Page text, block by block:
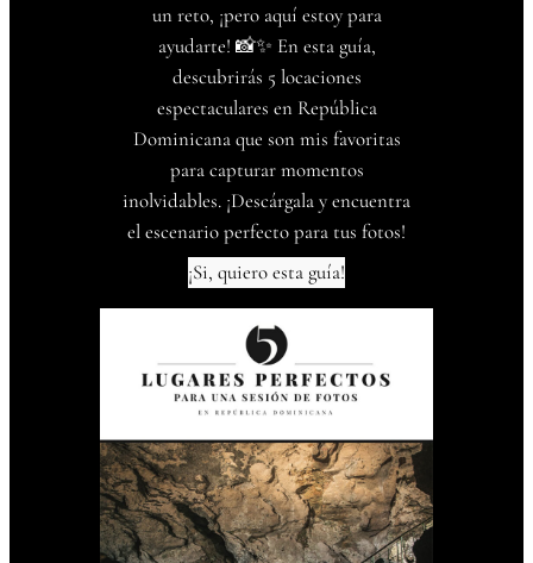
un reto, ¡pero aquí estoy para
ayudarte! 📸✨ En esta guía,
descubrirás 5 locaciones
espectaculares en República
Dominicana que son mis favoritas
para capturar momentos
inolvidables. ¡Descárgala y encuentra
el escenario perfecto para tus fotos!
¡Si, quiero esta guía!